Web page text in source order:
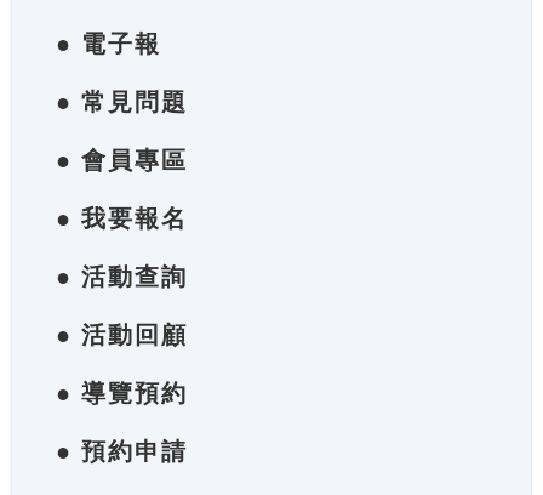
● 電子報
● 常見問題
● 會員專區
● 我要報名
● 活動查詢
● 活動回顧
● 導覽預約
● 預約申請